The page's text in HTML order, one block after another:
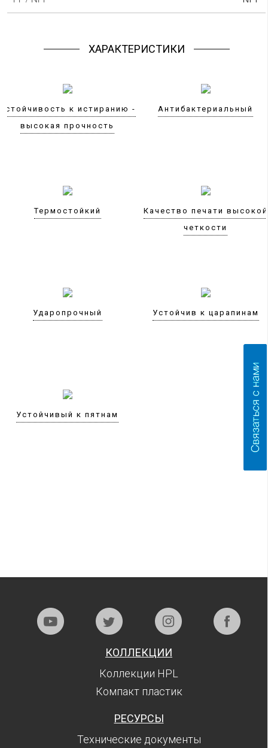
ХАРАКТЕРИСТИКИ
к истиранию -
высокая прочность
Антибактериальный
Термостойкий
Качество печати высокой
четкости
Ударопрочный Устойчив к царапинам
Устойчивый к пятнам
КОЛЛЕКЦИИ
Коллекции HPL
Компакт пластик
РЕСУРСЫ
Технические документы